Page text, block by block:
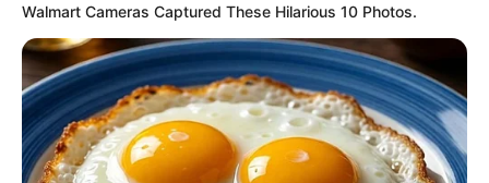
Walmart Cameras Captured These Hilarious 10 Photos.